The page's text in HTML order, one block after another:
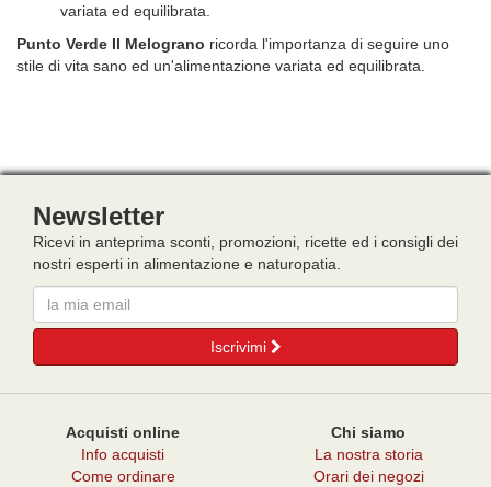
variata ed equilibrata.
Punto Verde Il Melograno ricorda l'importanza di seguire uno
stile di vita sano ed un'alimentazione variata ed equilibrata.
Newsletter
Ricevi in anteprima sconti, promozioni, ricette ed i consigli dei
nostri esperti in alimentazione e naturopatia.
Email
Iscrivimi
Acquisti online
Info acquisti
Come ordinare
Chi siamo
La nostra storia
Orari dei negozi